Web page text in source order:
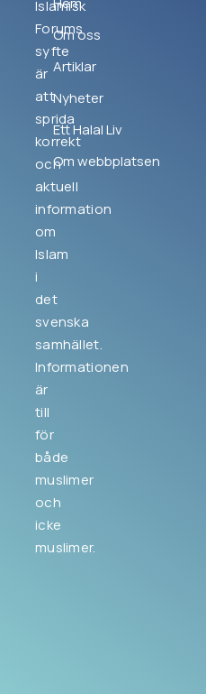
Islamisk
Forums
syfte
är
att
sprida
korrekt
och
aktuell
information
om
Islam
i
det
svenska
samhället.
Informationen
är
till
för
både
muslimer
och
icke
muslimer.
Om oss
Artiklar
Nyheter
Ett Halal Liv
Om webbplatsen